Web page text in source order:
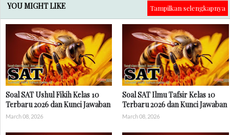
YOU MIGHT LIKE Tampilkan selengkapnya
Soal SAT Ushul Fikih Kelas 10
Terbaru 2026 dan Kunci Jawaban
March 08, 2026
Soal SAT Ilmu Tafsir Kelas 10
Terbaru 2026 dan Kunci Jawaban
March 08, 2026